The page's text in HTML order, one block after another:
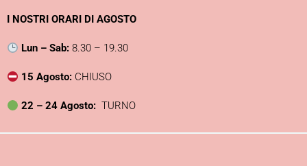
contenuto
I NOSTRI ORARI DI AGOSTO
Lun – Sab: 8.30 – 19.30
15 Agosto: CHIUSO
22 – 24 Agosto: TURNO